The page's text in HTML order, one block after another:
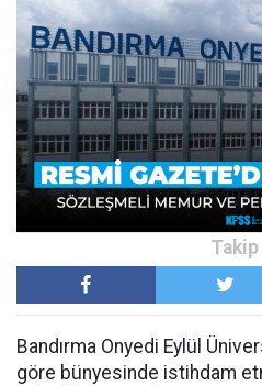
Bandırma Onyedi Eylül
göre bünyesinde istihdam